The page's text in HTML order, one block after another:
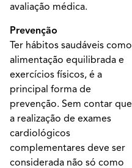
avaliação médica.
Prevenção
Ter hábitos saudáveis como
alimentação equilibrada e
exercícios físicos, é a
principal forma de
prevenção. Sem contar que
a realização de exames
cardiológicos
complementares deve ser
considerada não só como